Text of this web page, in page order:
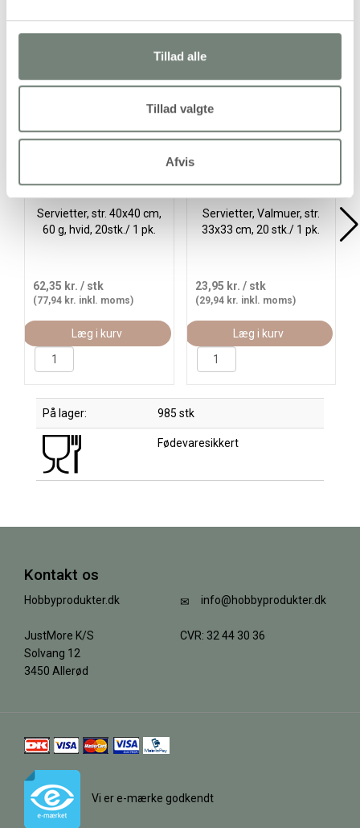
Tillad alle
Tillad valgte
Afvis
Servietter, str. 40x40 cm,
60 g, hvid, 20stk./ 1 pk.
62,35 kr. / stk
(77,94 kr. inkl. moms)
Læg i kurv
Servietter, Valmuer, str.
33x33 cm, 20 stk./ 1 pk.
23,95 kr. / stk
(29,94 kr. inkl. moms)
Læg i kurv
På lager: 985 stk
Fødevaresikkert
Kontakt os
Hobbyprodukter.dk
JustMore K/S
Solvang 12
3450 Allerød
info@hobbyprodukter.dk
CVR: 32 44 30 36
Vi er e-mærke godkendt